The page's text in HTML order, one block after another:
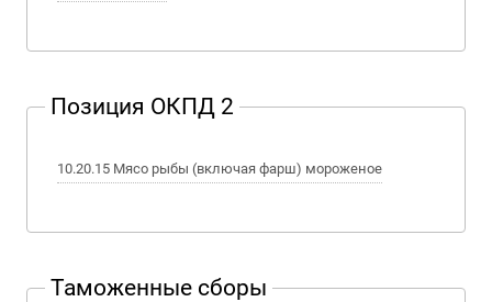
Позиция ОКПД 2
10.20.15 Мясо рыбы (включая фарш) мороженое
Таможенные сборы